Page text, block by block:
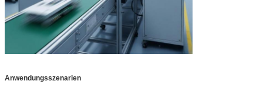
Anwendungsszenarien